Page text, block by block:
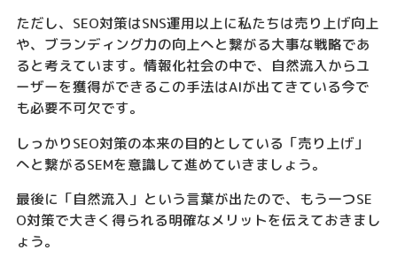
ただし、SEO対策はSNS運用以上に私たちは売り上げ向上
や、ブランディング力の向上へと繋がる大事な戦略であ
ると考えています。情報化社会の中で、自然流入からユ
ーザーを獲得ができるこの手法はAIが出てきている今で
も必要不可欠です。
しっかりSEO対策の本来の目的としている「売り上げ」
へと繋がるSEMを意識して進めていきましょう。
最後に「自然流入」という言葉が出たので、もう一つSE
O対策で大きく得られる明確なメリットを伝えておきまし
ょう。